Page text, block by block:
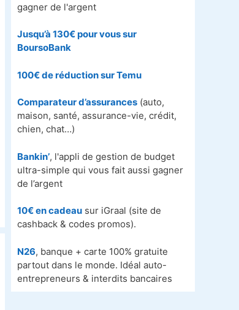
gagner de l'argent
Jusqu’à 130€ pour vous sur
BoursoBank
100€ de réduction surTemu
Comparateur d’assurances (auto,
maison, santé, assurance-vie, crédit,
chien, chat…)
Bankin’, l'appli de gestion de budget
ultra-simple qui vous fait aussi gagner
de l’argent
10€ en cadeau sur iGraal (site de
cashback & codes promos).
N26, banque + carte 100% gratuite
partout dans le monde. Idéal auto-
entrepreneurs & interdits bancaires